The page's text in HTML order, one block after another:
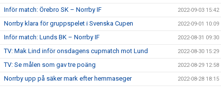
Inför match: Örebro SK – Norrby IF 2022-09-03 15:42
Norrby klara för gruppspelet i Svenska Cupen 2022-09-01 10:09
Inför match: Lunds BK – Norrby IF 2022-08-31 09:30
TV: Mak Lind inför onsdagens cupmatch mot Lund 2022-08-30 15:29
TV: Se målen som gav tre poäng 2022-08-29 12:58
Norrby upp på säker mark efter hemmaseger 2022-08-28 18:15